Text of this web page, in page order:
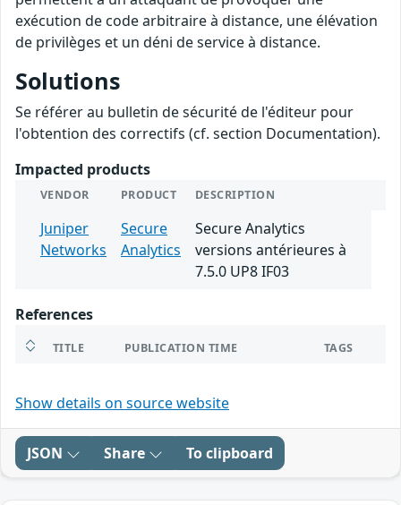
exécution de code arbitraire à distance, une élévation
de privilèges et un déni de service à distance.
Solutions
Se référer au bulletin de sécurité de l'éditeur pour
l'obtention des correctifs (cf. section Documentation).
Impacted products
VENDOR PRODUCT DESCRIPTION
Juniper
Networks
Secure
Analytics
Secure Analytics
versions antérieures à
7.5.0 UP8 IF03
References
TITLE PUBLICATION TIME TAGS
Show details on source website
JSON Share To clipboard